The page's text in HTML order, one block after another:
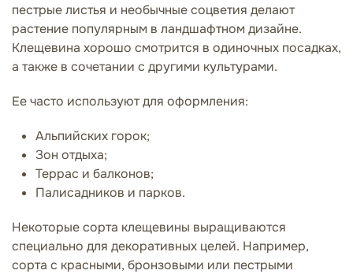
пестрые листья и необычные соцветия делают
растение популярным в ландшафтном дизайне.
Клещевина хорошо смотрится в одиночных посадках,
а также в сочетании с другими культурами.
Ее часто используют для оформления:
Альпийских горок;
Зон отдыха;
Террас и балконов;
Палисадников и парков.
Некоторые сорта клещевины выращиваются
специально для декоративных целей. Например,
сорта с красными, бронзовыми или пестрыми